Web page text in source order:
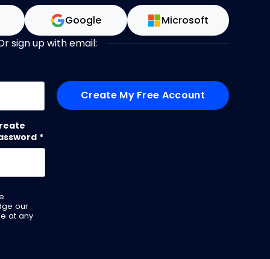
Google Microsoft
sign up with email:
*
our
at any